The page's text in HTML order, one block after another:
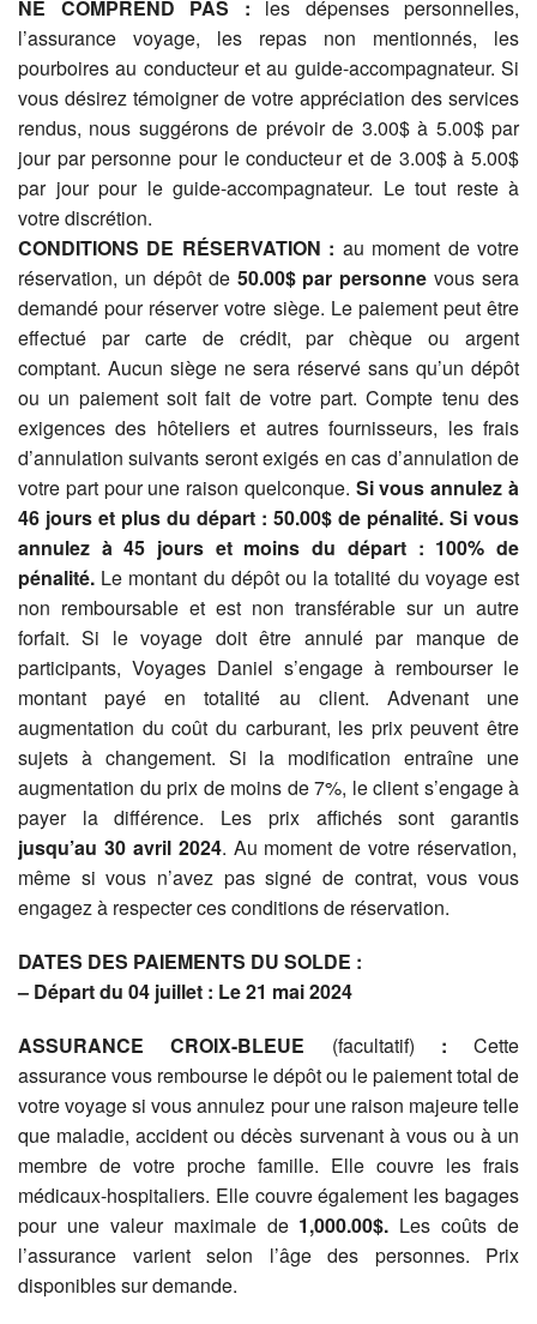
NE COMPREND PAS : les dépenses personnelles,
l’assurance voyage, les repas non mentionnés, les
pourboires au conducteur et au guide-accompagnateur. Si
vous désirez témoigner de votre appréciation des services
rendus, nous suggérons de prévoir de 3.00$ à 5.00$ par
jour par personne pour le conducteur et de 3.00$ à 5.00$
par jour pour le guide-accompagnateur. Le tout reste à
votre discrétion.
CONDITIONS DE RÉSERVATION : au moment de votre
réservation, un dépôt de 50.00$ par personne vous sera
demandé pour réserver votre siège. Le paiement peut être
effectué par carte de crédit, par chèque ou argent
comptant. Aucun siège ne sera réservé sans qu’un dépôt
ou un paiement soit fait de votre part. Compte tenu des
exigences des hôteliers et autres fournisseurs, les frais
d’annulation suivants seront exigés en cas d’annulation de
votre part pour une raison quelconque. Si vous annulez à
46 jours et plus du départ : 50.00$ de pénalité. Si vous
annulez à 45 jours et moins du départ : 100% de
pénalité. Le montant du dépôt ou la totalité du voyage est
non remboursable et est non transférable sur un autre
forfait. Si le voyage doit être annulé par manque de
participants, Voyages Daniel s’engage à rembourser le
montant payé en totalité au client. Advenant une
augmentation du coût du carburant, les prix peuvent être
sujets à changement. Si la modification entraîne une
augmentation du prix de moins de 7%, le client s’engage à
payer la différence. Les prix affichés sont garantis
jusqu’au 30 avril 2024. Au moment de votre réservation,
même si vous n’avez pas signé de contrat, vous vous
engagez à respecter ces conditions de réservation.
DATES DES PAIEMENTS DU SOLDE :
– Départ du 04 juillet : Le 21 mai 2024
ASSURANCE CROIX-BLEUE (facultatif) : Cette
assurance vous rembourse le dépôt ou le paiement total de
votre voyage si vous annulez pour une raison majeure telle
que maladie, accident ou décès survenant à vous ou à un
membre de votre proche famille. Elle couvre les frais
médicaux-hospitaliers. Elle couvre également les bagages
pour une valeur maximale de1,000.00$. Les coûts de
l’assurance varient selon l’âge des personnes. Prix
disponibles sur demande.